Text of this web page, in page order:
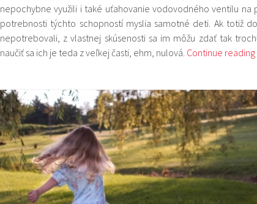
nepochybne využili i také uťahovanie vodovodného ventilu
potrebnosti týchto schopností myslia samotné deti. Ak totiž
nepotrebovali, z vlastnej skúsenosti sa im môžu zdať tak
naučiť sa ich je teda z veľkej časti, ehm, nulová. Continue reading